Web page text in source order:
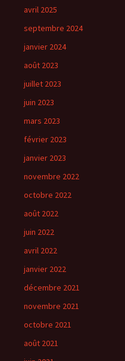
avril 2025
septembre 2024
janvier 2024
août 2023
juillet 2023
juin 2023
mars 2023
février 2023
janvier 2023
novembre 2022
octobre 2022
août 2022
juin 2022
avril 2022
janvier 2022
décembre 2021
novembre 2021
octobre 2021
août 2021